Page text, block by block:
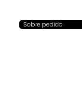
Sobre pedido